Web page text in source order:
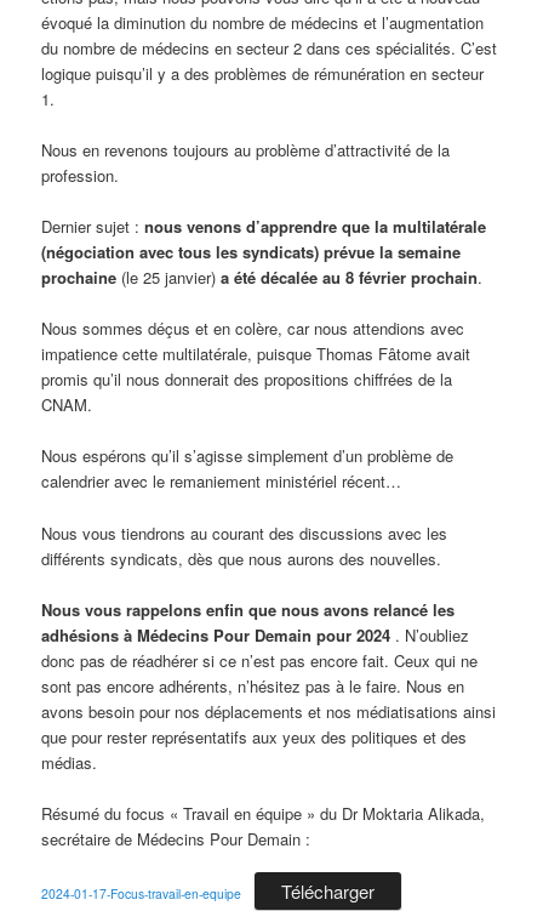
évoqué la diminution du nombre de médecins et l’augmentation
du nombre de médecins en secteur 2 dans ces spécialités. C’est
logique puisqu’il y a des problèmes de rémunération en secteur
1.
Nous en revenons toujours au problème d’attractivité de la
profession.
Dernier sujet :nous venons d’apprendre que la multilatérale
(négociation avec tous les syndicats) prévue la semaine
prochaine (le 25 janvier)a été décalée au 8 février prochain.
Nous sommes déçus et en colère, car nous attendions avec
impatience cette multilatérale, puisque Thomas Fâtome avait
promis qu’il nous donnerait des propositions chiffrées de la
CNAM.
Nous espérons qu’il s’agisse simplement d’un problème de
calendrier avec le remaniement ministériel récent…
Nous vous tiendrons au courant des discussions avec les
différents syndicats, dès que nous aurons des nouvelles.
Nous vous rappelons enfin que nous avons relancé les
adhésions à Médecins Pour Demain pour 2024 . N’oubliez
donc pas de réadhérer si ce n’est pas encore fait. Ceux qui ne
sont pas encore adhérents, n’hésitez pas à le faire. Nous en
avons besoin pour nos déplacements et nos médiatisations ainsi
que pour rester représentatifs aux yeux des politiques et des
médias.
Résumé du focus « Travail en équipe » du Dr Moktaria Alikada,
secrétaire de Médecins Pour Demain :
2024-01-17-Focus-travail-en-equipe Télécharger